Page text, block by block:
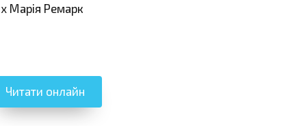
Марія Ремарк
Читати онлайн